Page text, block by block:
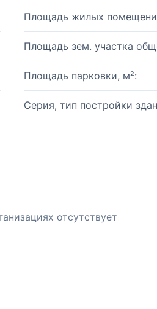
Площадь жилых
Площадь зем. участка
Площадь парковки, м²:
Серия, тип постройки
отсутствует